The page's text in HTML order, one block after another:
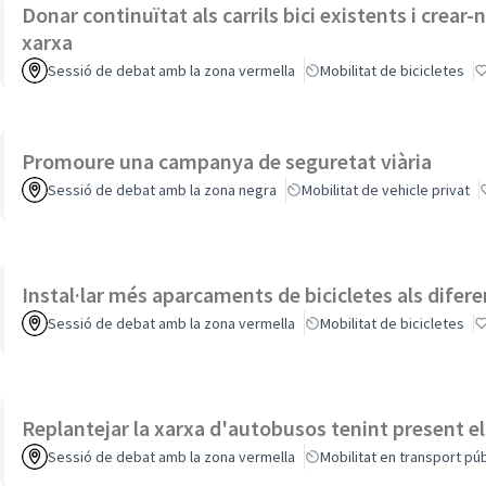
Donar continuïtat als carrils bici existents i crear-
xarxa
Sessió de debat amb la zona vermella Mobilitat de bicicletes
Promoure una campanya de seguretat viària
Sessió de debat amb la zona negra Mobilitat de vehicle privat
Instal·lar més aparcaments de bicicletes als
Sessió de debat amb la zona vermella Mobilitat de bicicletes
Replantejar la xarxa d'autobusos tenint present
Sessió de debat amb la zona vermella Mobilitat en transport